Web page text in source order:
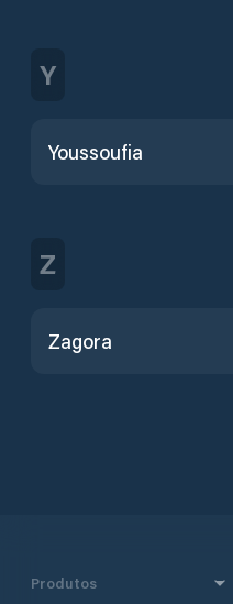
Y
Youssoufia
Z
Zagora
Produtos